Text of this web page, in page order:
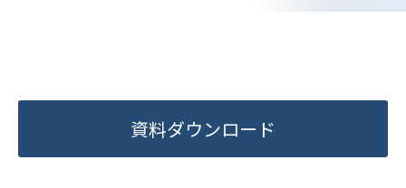
資料ダウンロード